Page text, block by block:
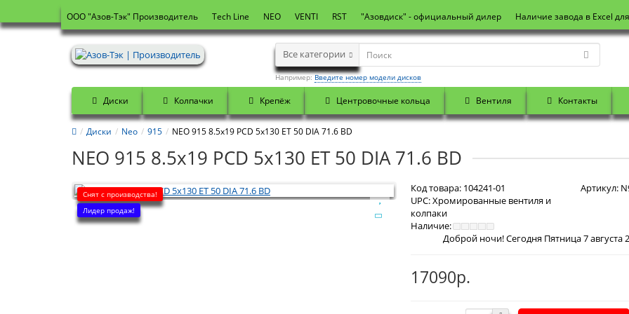
OOO "Азов-Тэк" Производитель Tech Line NEO VENTI RST "Азовдиск" - официальный дилер Наличие завода в Excel
Все категории
Например:Введите номер модели дисков
Диски Колпачки Крепёж Центровочные кольца Вентиля Контакты
Диски Neo 915 NEO 915 8.5x19 PCD 5x130 ET 50 DIA 71.6 BD
NEO 915 8.5x19 PCD 5x130 ET 50 DIA 71.6 BD
Снят с производства!
Лидер продаж!
Код товара: 104241-01 Артикул:
UPC:Хромированные вентиля и
колпаки
Наличие:
17090р.